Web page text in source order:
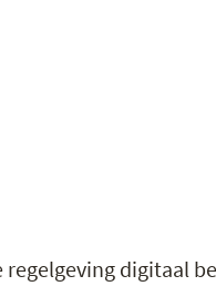
digitaal